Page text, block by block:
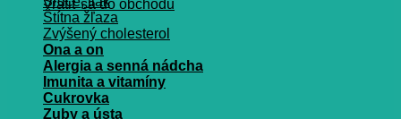
Vrátiť sa do obchodu
Štítna žľaza
Zvýšený cholesterol
Ona a on
Alergia a senná nádcha
Imunita a vitamíny
Cukrovka
Zuby a ústa